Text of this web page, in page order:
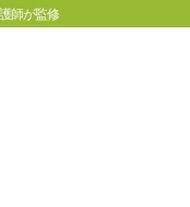
師が監修